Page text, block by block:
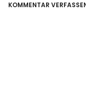
KOMMENTAR